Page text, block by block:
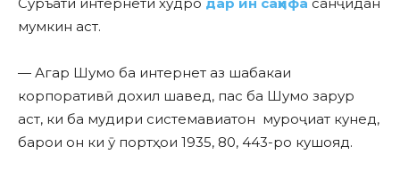
Суръати интернети худро дар ин саҳифа санҷидан
мумкин аст.
— Агар Шумо ба интернет аз шабакаи
корпоративӣ дохил шавед, пас ба Шумо зарур
аст, ки ба мудири системавиатон муроҷиат кунед,
барои он ки ӯ портҳои 1935, 80, 443-ро кушояд.